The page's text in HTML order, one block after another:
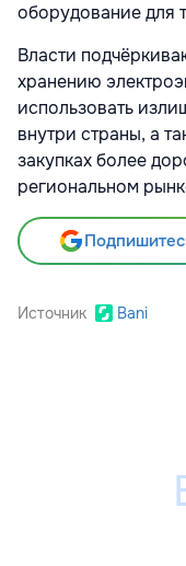
оборудование для
Власти
хранению
использовать
внутри страны, а
закупках более
региональном
Источник Bani